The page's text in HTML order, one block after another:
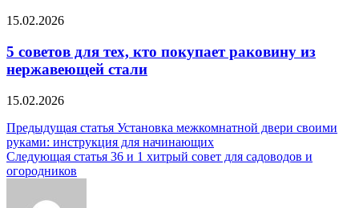
15.02.2026
5 советов для тех, кто покупает раковину из
нержавеющей стали
15.02.2026
Навигация
по
записям
Предыдущая статья Установка межкомнатной двери своими
руками: инструкция для начинающих
Следующая статья 36 и 1 хитрый совет для садоводов и
огородников